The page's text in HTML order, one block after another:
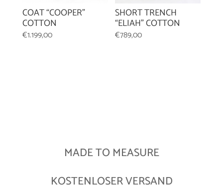
COAT “COOPER”
COTTON
€1.199,00
SHORT TRENCH
“ELIAH” COTTON
€789,00
MADE TO MEASURE
KOSTENLOSER VERSAND